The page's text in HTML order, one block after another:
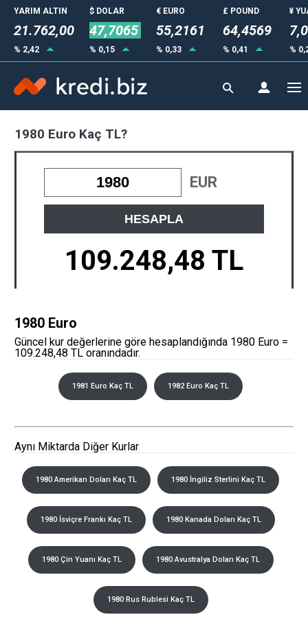
YARIM ALTIN
21.762,00
% 2,42
$ DOLAR
47,7065
% 0,15
€ EURO
55,2161
% 0,33
£ POUND
64,4569
% 0,41
¥
%
1980 Euro Kaç TL?
EUR
HESAPLA
109.248,48 TL
1980 Euro
Güncel kur değerlerine göre hesaplandığında 1980 Euro =
109.248,48 TL oranındadır.
1981 Euro Kaç TL 1982 Euro Kaç TL
Aynı Miktarda Diğer Kurlar
1980 Amerikan Doları Kaç TL 1980 İngiliz Sterlini Kaç TL
1980 İsviçre Frankı Kaç TL 1980 Kanada Doları Kaç TL
1980 Çin Yuanı Kaç TL 1980 Avustralya Doları Kaç TL
1980 Rus Rublesi Kaç TL